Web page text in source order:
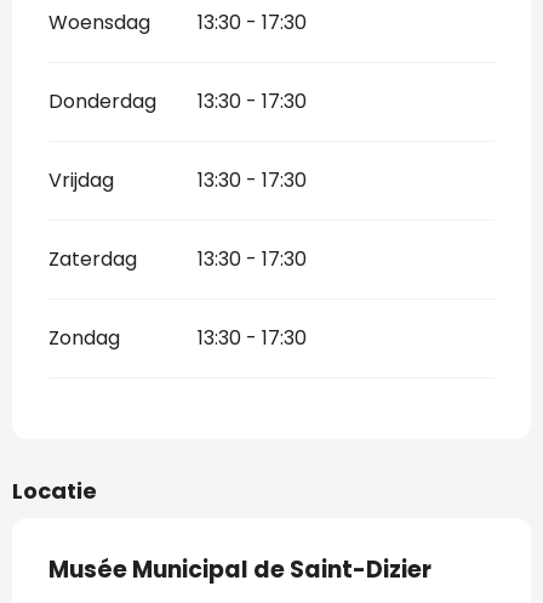
Woensdag 13:30 - 17:30
Donderdag 13:30 - 17:30
Vrijdag 13:30 - 17:30
Zaterdag 13:30 - 17:30
Zondag 13:30 - 17:30
Locatie
Musée Municipal de Saint-Dizier